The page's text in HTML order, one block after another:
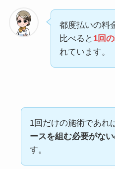
都度払いの料
比べると 1回
れています。
1回だけの施術であれ
ースを組む必要がない
す。